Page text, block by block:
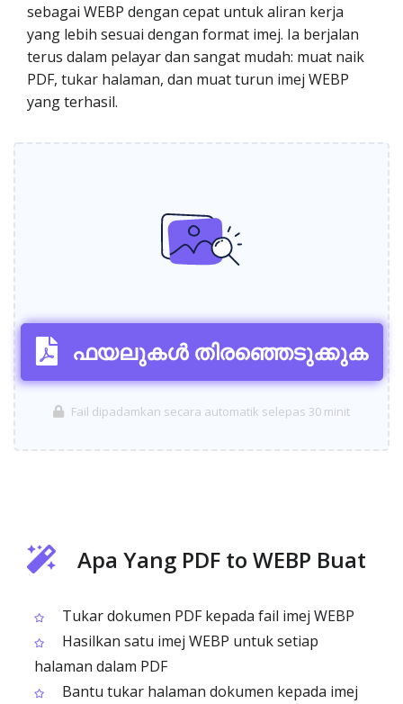
sebagai WEBP dengan cepat untuk aliran kerja
yang lebih sesuai dengan format imej. Ia berjalan
terus dalam pelayar dan sangat mudah: muat naik
PDF, tukar halaman, dan muat turun imej WEBP
yang terhasil.
ഫയലുകൾ തിരഞ്ഞെടുക്കുക
Fail dipadamkan secara automatik selepas 30 minit
Apa Yang PDF to WEBP Buat
Tukar dokumen PDF kepada fail imej WEBP
Hasilkan satu imej WEBP untuk setiap
halaman dalam PDF
Bantu tukar halaman dokumen kepada imej